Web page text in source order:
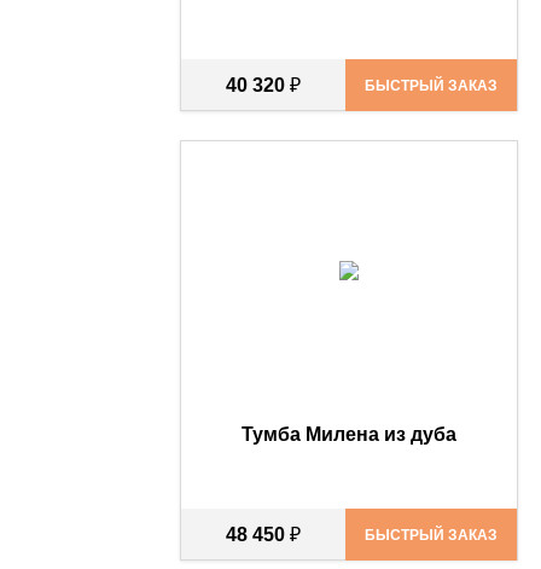
40 320₽ БЫСТРЫЙ ЗАКАЗ
Тумба Милена из дуба
48 450₽ БЫСТРЫЙ ЗАКАЗ